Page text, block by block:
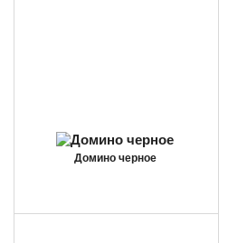
Домино черное